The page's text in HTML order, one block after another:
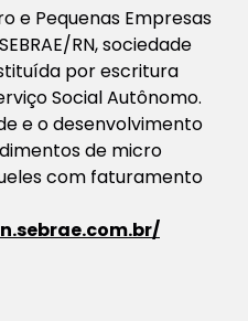
e Pequenas Empresas
RN, sociedade
por escritura
Social Autônomo.
e o desenvolvimento
de micro
com faturamento